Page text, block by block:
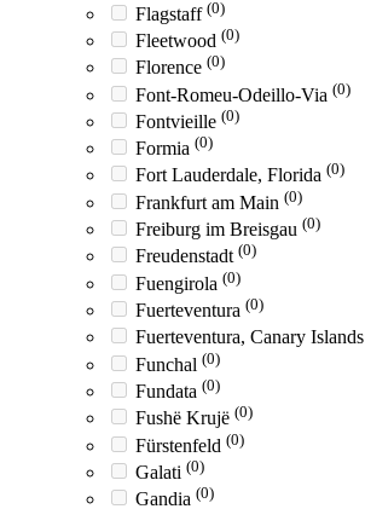
Flagstaff (0)
Fleetwood (0)
Florence (0)
Font-Romeu-Odeillo-Via (0)
Fontvieille (0)
Formia (0)
Fort Lauderdale, Florida (0)
Frankfurt am Main (0)
Freiburg im Breisgau (0)
Freudenstadt (0)
Fuengirola (0)
Fuerteventura (0)
Fuerteventura, Canary Islands
Funchal (0)
Fundata (0)
Fushë Krujë (0)
Fürstenfeld (0)
Galati (0)
Gandia (0)